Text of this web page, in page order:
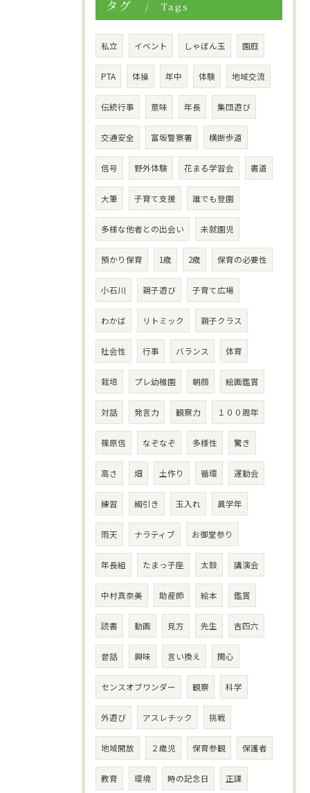
タグ Tags
私立 イベント しゃぼん玉 園庭
PTA 体操 年中 体験 地域交流
伝統行事 意味 年長 集団遊び
交通安全 富坂警察署 横断歩道
信号 野外体験 花まる学習会 書道
大筆 子育て支援 誰でも登園
多様な他者との出会い 未就園児
預かり保育 1歳 2歳 保育の必要性
小石川 親子遊び 子育て広場
わかば リトミック 親子クラス
社会性 行事 バランス 体育
栽培 プレ幼稚園 朝顔 絵画鑑賞
対話 発言力 観察力 １００周年
篠原信 なぞなぞ 多様性 驚き
高さ 畑 土作り 循環 運動会
練習 綱引き 玉入れ 異学年
雨天 ナラティブ お御堂参り
年長組 たまっ子座 太鼓 講演会
中村真奈美 助産師 絵本 鑑賞
読書 動画 見方 先生 吉四六
昔話 興味 言い換え 関心
センスオブワンダー 観察 科学
外遊び アスレチック 挑戦
地域開放 ２歳児 保育参観 保護者
教育 環境 時の記念日 正課